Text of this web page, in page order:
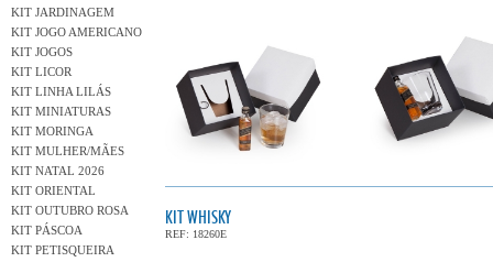
KIT JARDINAGEM
KIT JOGO AMERICANO
KIT JOGOS
KIT LICOR
KIT LINHA LILÁS
KIT MINIATURAS
KIT MORINGA
KIT MULHER/MÃES
KIT NATAL 2026
KIT ORIENTAL
KIT OUTUBRO ROSA
KIT PÁSCOA
KIT PETISQUEIRA
KIT WHISKY
REF: 18260E